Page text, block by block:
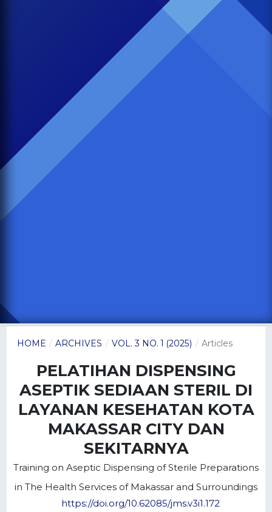
HOME / ARCHIVES / VOL. 3 NO. 1 (2025) / Articles
PELATIHAN DISPENSING
ASEPTIK SEDIAAN STERIL DI
LAYANAN KESEHATAN KOTA
MAKASSAR CITY DAN
SEKITARNYA
Training on Aseptic Dispensing of Sterile Preparations
in The Health Services of Makassar and Surroundings
https://doi.org/10.62085/jms.v3i1.172